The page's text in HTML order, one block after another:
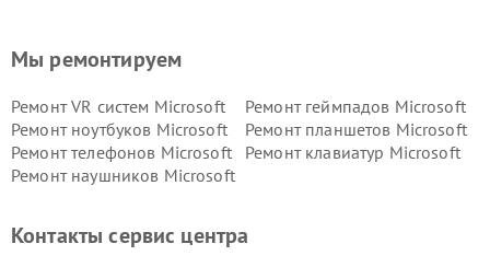
Мы ремонтируем
Ремонт VR систем Microsoft
Ремонт геймпадов Microsoft
Ремонт ноутбуков Microsoft
Ремонт планшетов Microsoft
Ремонт телефонов Microsoft
Ремонт клавиатур Microsoft
Ремонт наушников Microsoft
Контакты сервис центра